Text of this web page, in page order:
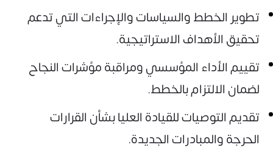
تطوير الخطط والسياسات والإجراءات التي تدعم
تحقيق الأهداف الاستراتيجية.
تقييم الأداء المؤسسي ومراقبة مؤشرات النجاح
لضمان الالتزام بالخطط.
تقديم التوصيات للقيادة العليا بشأن القرارات
الحرجة والمبادرات الجديدة.